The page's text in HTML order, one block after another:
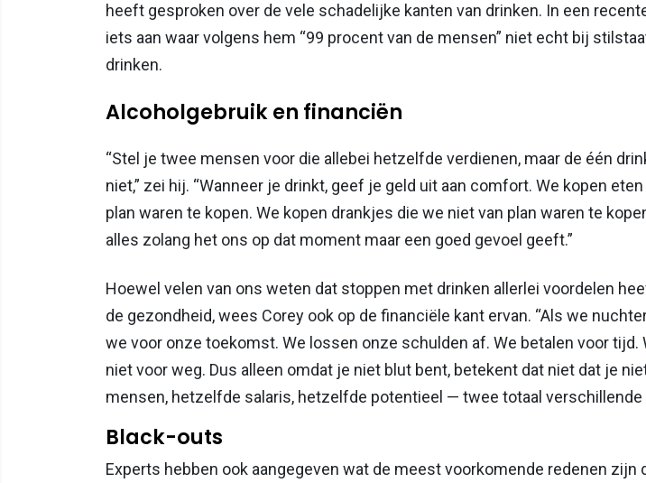
heeft gesproken over de vele schadelijke kanten van drinken. In een
iets aan waar volgens hem “99 procent van de mensen” niet echt bij
drinken.
Alcoholgebruik en financiën
“Stel je twee mensen voor die allebei hetzelfde verdienen, maar de één
niet,” zei hij. “Wanneer je drinkt, geef je geld uit aan comfort. We kopen
plan waren te kopen. We kopen drankjes die we niet van plan waren te
alles zolang het ons op dat moment maar een goed gevoel geeft.”
Hoewel velen van ons weten dat stoppen met drinken allerlei voordelen
de gezondheid, wees Corey ook op de financiële kant ervan. “Als we
we voor onze toekomst. We lossen onze schulden af. We betalen voor tijd.
niet voor weg. Dus alleen omdat je niet blut bent, betekent dat niet dat je
mensen, hetzelfde salaris, hetzelfde potentieel — twee totaal verschillende
Black-outs
Experts hebben ook aangegeven wat de meest voorkomende redenen zijn